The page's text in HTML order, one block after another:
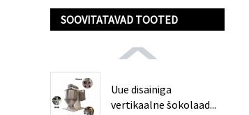
SOOVITATAVAD TOOTED
Uue disainiga
vertikaalne šokolaad...